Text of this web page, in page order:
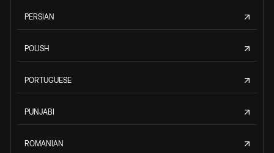
PERSIAN
POLISH
PORTUGUESE
PUNJABI
ROMANIAN